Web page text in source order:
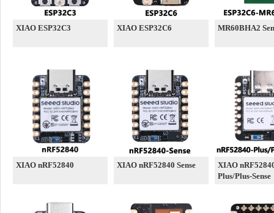
XIAO ESP32C3 XIAO ESP32C6 MR60BHA2
XIAO nRF52840 XIAO nRF52840 Sense
XIAO
Plus/Plus-Sense